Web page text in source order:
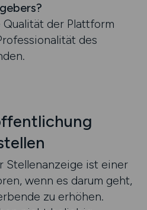
der Plattform
des
Stellenanzeige ist einer
wenn es darum geht,
zu erhöhen.